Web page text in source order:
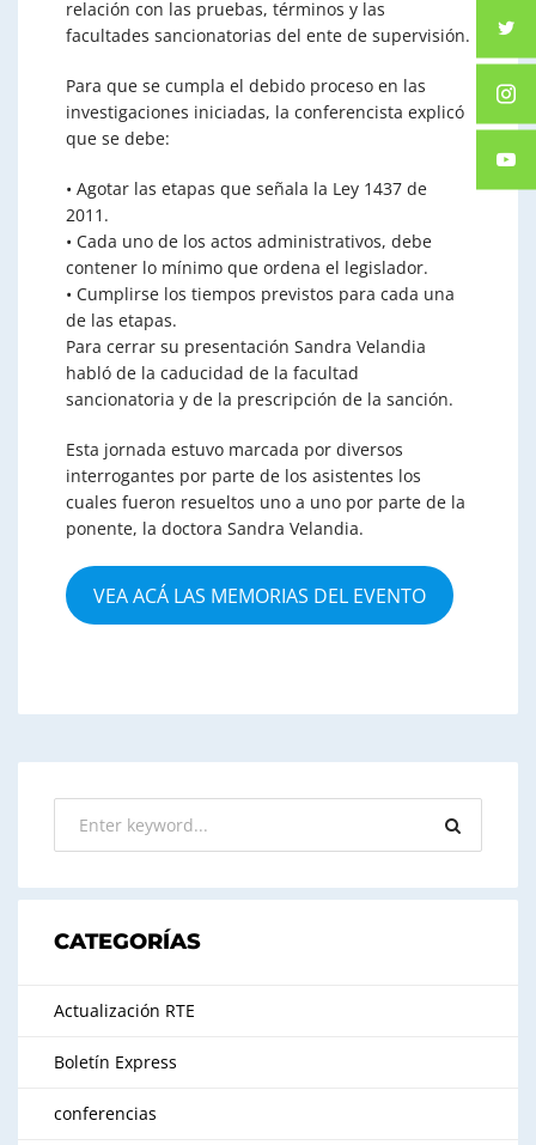
relación con las pruebas, términos y las
facultades sancionatorias del ente de supervisión.
Para que se cumpla el debido proceso en las
investigaciones iniciadas, la conferencista explicó
que se debe:
• Agotar las etapas que señala la Ley 1437 de
2011.
• Cada uno de los actos administrativos, debe
contener lo mínimo que ordena el legislador.
• Cumplirse los tiempos previstos para cada una
de las etapas.
Para cerrar su presentación Sandra Velandia
habló de la caducidad de la facultad
sancionatoria y de la prescripción de la sanción.
Esta jornada estuvo marcada por diversos
interrogantes por parte de los asistentes los
cuales fueron resueltos uno a uno por parte de la
ponente, la doctora Sandra Velandia.
VEA ACÁ LAS MEMORIAS DEL EVENTO
CATEGORÍAS
Actualización RTE
Boletín Express
conferencias